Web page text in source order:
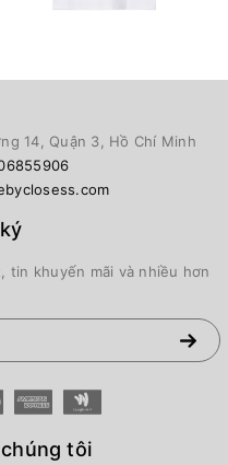
14, Quận 3, Hồ Chí Minh
tin khuyến mãi và nhiều hơn
tôi